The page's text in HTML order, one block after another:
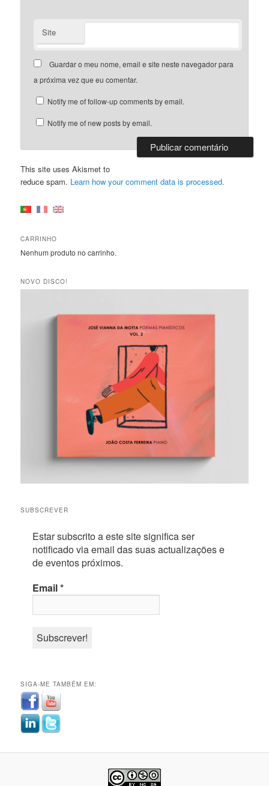
Site
Guardar o meu nome, email e site neste navegador para
a próxima vez que eu comentar.
Notify me of follow-up comments by email.
Notify me of new posts by email.
This site uses Akismet to
reduce spam. Learn how your comment data is processed.
CARRINHO
Nenhum produto no carrinho.
NOVO DISCO!
SUBSCREVER
Estar subscrito a este site significa ser
notificado via email das suas actualizações e
de eventos próximos.
Email*
SIGA-ME TAMBÉM EM: